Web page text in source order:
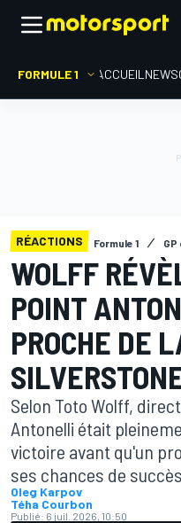
FORMULE 1 ACCUEIL NEWS
RÉACTIONS Formule 1
WOLFF
POINT
PROCHE DE
Selon Toto Wolff,
Antonelli était
victoire avant qu'un
ses chances de
Oleg Karpov
Téha Courbon
Publié: 6 juil. 2026, 10:50